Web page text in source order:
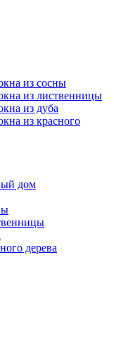
из сосны
из лиственницы
из дуба
из красного
дом
дерева